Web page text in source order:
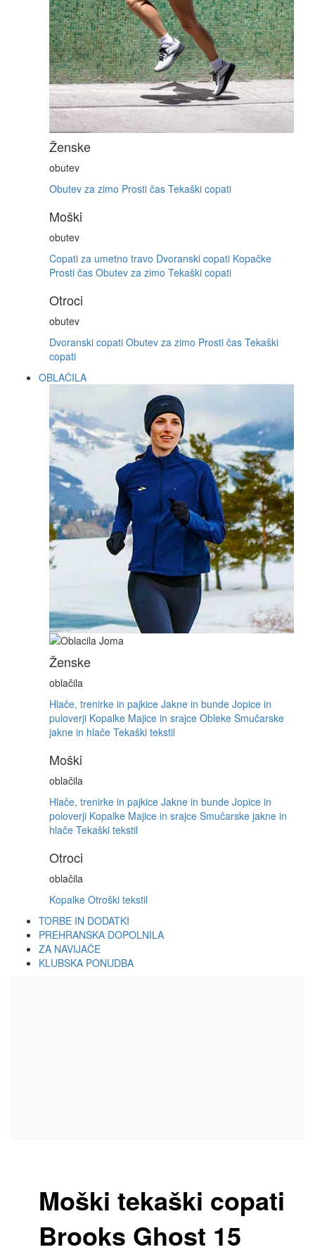
Ženske
obutev
Obutev za zimo Prosti čas Tekaški copati
Moški
obutev
Copati za umetno travo Dvoranski copati Kopačke
Prosti čas Obutev za zimo Tekaški copati
Otroci
obutev
Dvoranski copati Obutev za zimo Prosti čas Tekaški
copati
OBLAČILA
Ženske
oblačila
Hlače, trenirke in pajkice Jakne in bunde Jopice in
puloverji Kopalke Majice in srajce Obleke Smučarske
jakne in hlače Tekaški tekstil
Moški
oblačila
Hlače, trenirke in pajkice Jakne in bunde Jopice in
poloverji Kopalke Majice in srajce Smučarske jakne in
hlače Tekaški tekstil
Otroci
oblačila
Kopalke Otroški tekstil
TORBE IN DODATKI
PREHRANSKA DOPOLNILA
ZA NAVIJAČE
KLUBSKA PONUDBA
Moški tekaški copati
Brooks Ghost 15